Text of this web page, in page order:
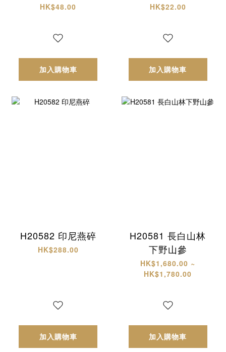
HK$48.00
加入購物車
HK$22.00
加入購物車
H20582 印尼燕碎
HK$288.00
加入購物車
H20581 長白山林
下野山參
HK$1,680.00 ~
HK$1,780.00
加入購物車